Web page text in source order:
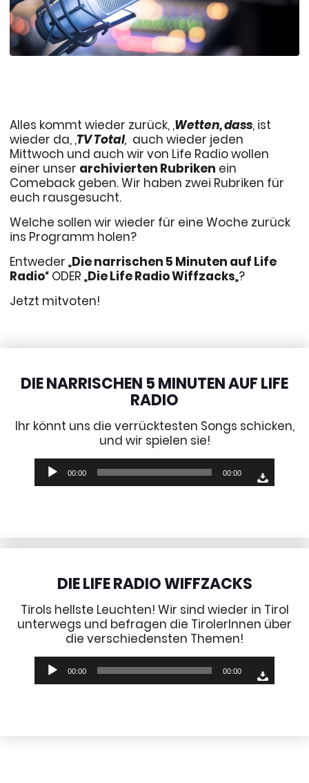
Alles kommt wieder zurück, ‚Wetten, dass‚ ist
wieder da, ‚TV Total‚ auch wieder jeden
Mittwoch und auch wir von Life Radio wollen
einer unser archivierten Rubriken ein
Comeback geben. Wir haben zwei Rubriken für
euch rausgesucht.
Welche sollen wir wieder für eine Woche zurück
ins Programm holen?
Entweder „Die narrischen 5 Minuten auf Life
Radio“ ODER „Die Life Radio Wiffzacks„?
Jetzt mitvoten!
DIE NARRISCHEN 5 MINUTEN AUF LIFE
RADIO
Ihr könnt uns die verrücktesten Songs schicken,
und wir spielen sie!
Audio-
Player
00:00 00:00
DIE LIFE RADIO WIFFZACKS
Tirols hellste Leuchten! Wir sind wieder in Tirol
unterwegs und befragen die TirolerInnen über
die verschiedensten Themen!
Audio-
Player
00:00 00:00